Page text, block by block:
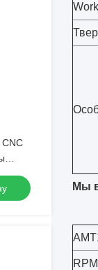
CNC
Мы